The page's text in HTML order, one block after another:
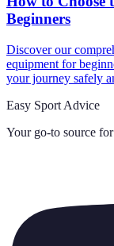
Beginners
Discover our
equipment for
your journey safely
Easy Sport Advice
Your go-to source